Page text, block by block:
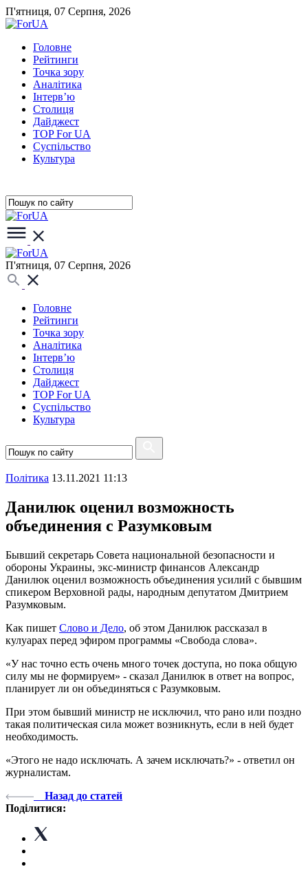
П'ятниця, 07 Серпня, 2026
Головне
Рейтинги
Точка зору
Аналітика
Інтерв’ю
Столиця
Дайджест
TOP For UA
Суспiльство
Культура
П'ятниця, 07 Серпня, 2026
Головне
Рейтинги
Точка зору
Аналітика
Інтерв’ю
Столиця
Дайджест
TOP For UA
Суспiльство
Культура
Полiтика 13.11.2021 11:13
Данилюк оценил возможность
объединения с Разумковым
Бывший секретарь Совета национальной безопасности и
обороны Украины, экс-министр финансов Александр
Данилюк оценил возможность объединения усилий с бывшим
спикером Верховной рады, народным депутатом Дмитрием
Разумковым.
Как пишет Слово и Дело, об этом Данилюк рассказал в
кулуарах перед эфиром программы «Свобода слова».
«У нас точно есть очень много точек доступа, но пока общую
силу мы не формируем» - сказал Данилюк в ответ на вопрос,
планирует ли он объединяться с Разумковым.
При этом бывший министр не исключил, что рано или поздно
такая политическая сила может возникнуть, если в ней будет
необходимость.
«Этого не надо исключать. А зачем исключать?» - ответил он
журналистам.
Назад до статей
Поділитися: